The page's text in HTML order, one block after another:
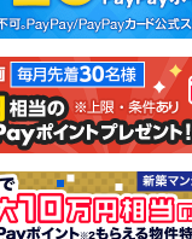
中古一
土地